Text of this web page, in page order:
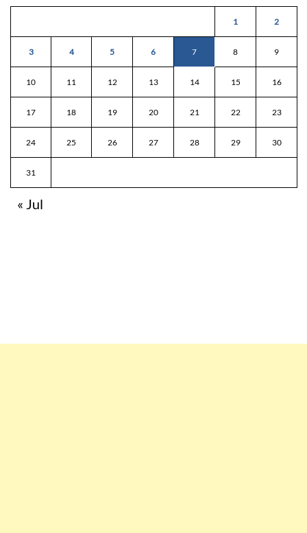
1 2
3 4 5 6 7 8 9
10 11 12 13 14 15 16
17 18 19 20 21 22 23
24 25 26 27 28 29 30
31
« Jul